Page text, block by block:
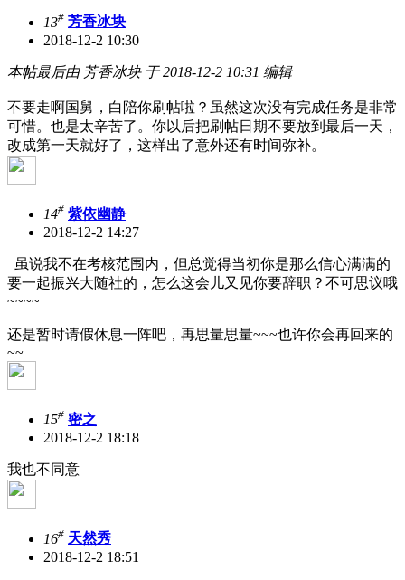
13# 芳香冰块
2018-12-2 10:30
本帖最后由 芳香冰块 于 2018-12-2 10:31 编辑
不要走啊国舅，白陪你刷帖啦？虽然这次没有完成任务是非常
可惜。也是太辛苦了。你以后把刷帖日期不要放到最后一天，
改成第一天就好了，这样出了意外还有时间弥补。
14# 紫依幽静
2018-12-2 14:27
虽说我不在考核范围内，但总觉得当初你是那么信心满满的
要一起振兴大随社的，怎么这会儿又见你要辞职？不可思议哦
~~~~
还是暂时请假休息一阵吧，再思量思量~~~也许你会再回来的
~~
15# 密之
2018-12-2 18:18
我也不同意
16# 天然秀
2018-12-2 18:51